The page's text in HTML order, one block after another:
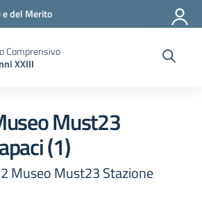
degli strumenti
del Merito
Comprensivo
XXIII
Must23
(1)
Museo Must23 Stazione